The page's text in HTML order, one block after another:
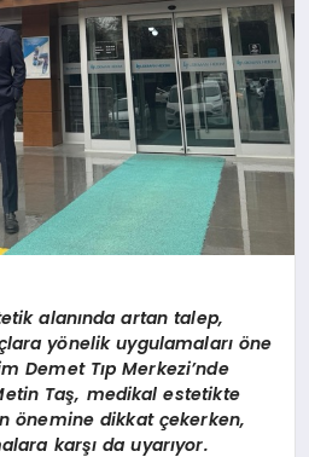
alanında artan talep,
yönelik uygulamaları öne
Demet Tıp Merkezi’nde
Taş, medikal estetikte
önemine dikkat çekerken,
karşı da uyarıyor.